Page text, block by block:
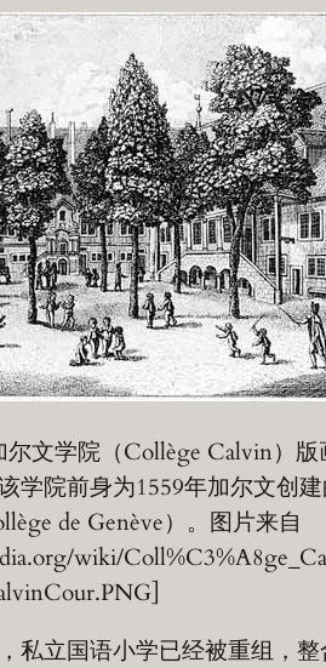
尔文学院（Collège Calvin）版
学院前身为1559年加尔文创
de Genève）。图片来自
wiki/
私立国语小学已经被重组，整